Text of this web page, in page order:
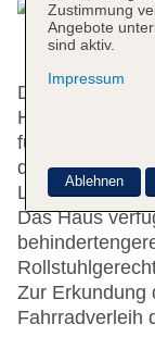
Die Rezeption
Hotel verfügt
für einen
darunter eine
Lounge. WLAN
Das Haus
Zur Erkundung
Fahrradverleih
Zustimmung
Angebote
sind aktiv.
Impressum
Ablehnen